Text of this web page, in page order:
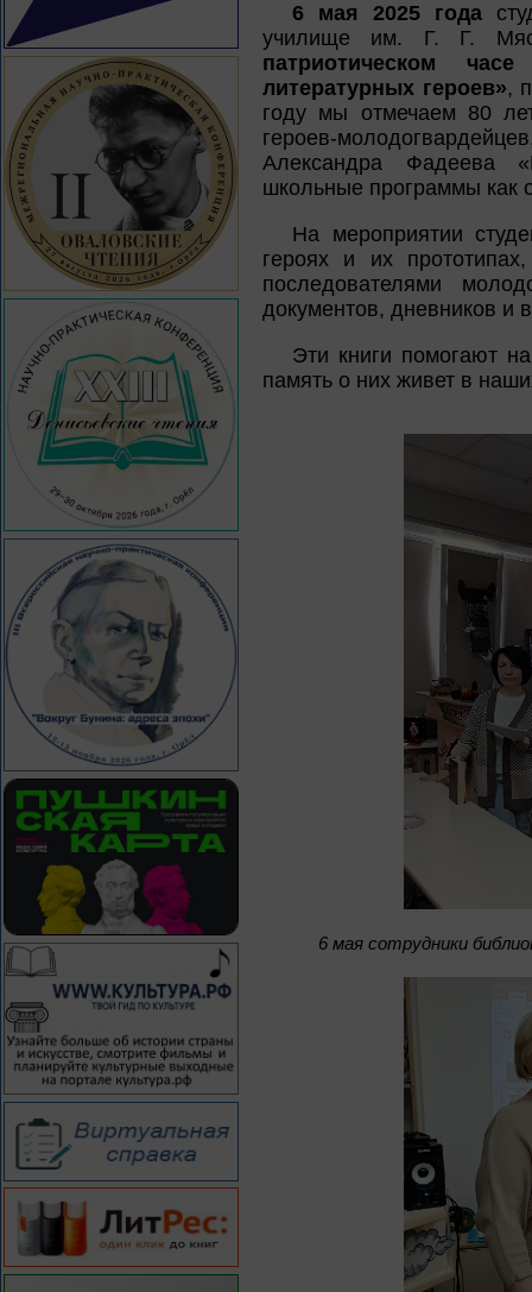
6 мая 2025 года
училище им. Г. Г.
патриотическом
литературных героев»,
году мы отмечаем 80
героев-
Александра Фадеева
школьные программы как
На мероприятии
героях и их
последователями
документов, дневников и
Эти книги помогают
память о них живет в
6 мая сотрудники